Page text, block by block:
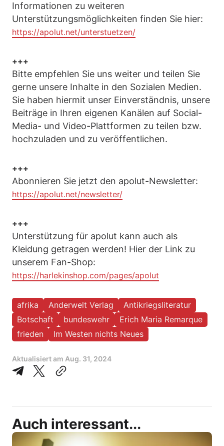
Informationen zu weiteren
Unterstützungsmöglichkeiten finden Sie hier:
https://apolut.net/unterstuetzen/
+++
Bitte empfehlen Sie uns weiter und teilen Sie
gerne unsere Inhalte in den Sozialen Medien.
Sie haben hiermit unser Einverständnis, unsere
Beiträge in Ihren eigenen Kanälen auf Social-
Media- und Video-Plattformen zu teilen bzw.
hochzuladen und zu veröffentlichen.
+++
Abonnieren Sie jetzt den apolut-Newsletter:
https://apolut.net/newsletter/
+++
Unterstützung für apolut kann auch als
Kleidung getragen werden! Hier der Link zu
unserem Fan-Shop:
https://harlekinshop.com/pages/apolut
afrika Anderwelt Verlag
Antikriegsliteratur
Botschaft
bundeswehr
Erich Maria Remarque
frieden
Im Westen nichts Neues
Aktualisiert am Aug. 31, 2024
Auch interessant...